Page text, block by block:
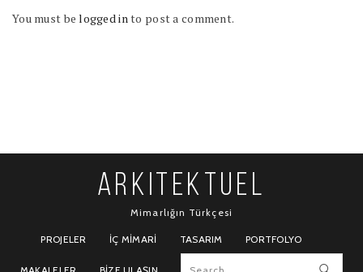
You must belogged into post a comment.
ARKITEKTUEL
Mimarlığın Türkçesi
PROJELER İÇ MIMARI TASARIM PORTFOLYO